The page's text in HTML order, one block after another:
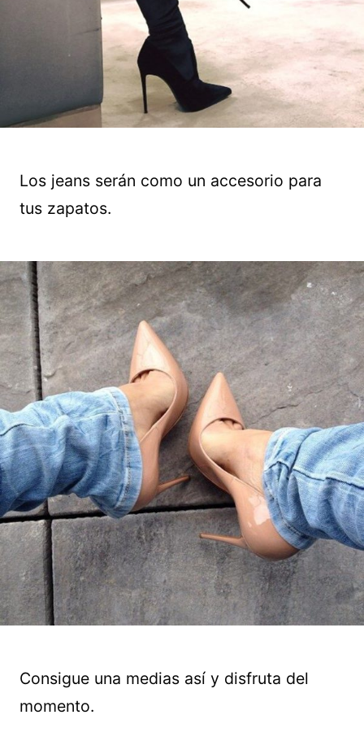
Los jeans serán como un accesorio para
tus zapatos.
Consigue una medias así y disfruta del
momento.